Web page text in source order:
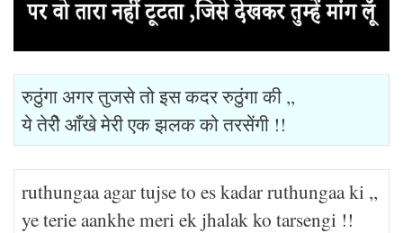
रुठुंगा अगर तुजसे तो इस कदर रुठुंगा की ,,
ये तेरीे आँखे मेरी एक झलक को तरसेंगी !!
ruthungaa agar tujse to es kadar ruthungaa ki ,,
ye terie aankhe meri ek jhalak ko tarsengi !!